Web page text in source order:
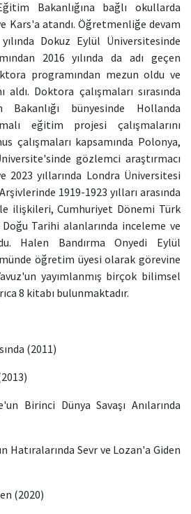
Bakanlığına bağlı okullarda
Kars'a atandı. Öğretmenliğe devam
Dokuz Eylül Üniversitesinde
2016 yılında da adı geçen
programından mezun oldu ve
aldı. Doktora çalışmaları sırasında
bünyesinde Hollanda
eğitim projesi çalışmalarını
çalışmaları kapsamında Polonya,
gözlemci araştırmacı
2023 yıllarında Londra Üniversitesi
1919-1923 yılları arasında
ilişkileri, Cumhuriyet Dönemi Türk
Tarihi alanlarında inceleme ve
Halen Bandırma Onyedi Eylül
öğretim üyesi olarak görevine
yayımlanmış birçok bilimsel
8 kitabı bulunmaktadır.
(2011)
Birinci Dünya Savaşı Anılarında
Hatıralarında Sevr ve Lozan'a Giden
(2020)